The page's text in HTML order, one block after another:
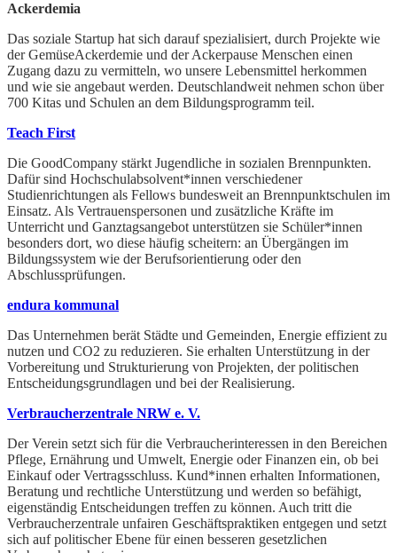
Ackerdemia
Das soziale Startup hat sich darauf spezialisiert, durch Projekte wie
der GemüseAckerdemie und der Ackerpause Menschen einen
Zugang dazu zu vermitteln, wo unsere Lebensmittel herkommen
und wie sie angebaut werden. Deutschlandweit nehmen schon über
700 Kitas und Schulen an dem Bildungsprogramm teil.
Teach First
Die GoodCompany stärkt Jugendliche in sozialen Brennpunkten.
Dafür sind Hochschulabsolvent*innen verschiedener
Studienrichtungen als Fellows bundesweit an Brennpunktschulen im
Einsatz. Als Vertrauenspersonen und zusätzliche Kräfte im
Unterricht und Ganztagsangebot unterstützen sie Schüler*innen
besonders dort, wo diese häufig scheitern: an Übergängen im
Bildungssystem wie der Berufsorientierung oder den
Abschlussprüfungen.
endura kommunal
Das Unternehmen berät Städte und Gemeinden, Energie effizient zu
nutzen und CO2 zu reduzieren. Sie erhalten Unterstützung in der
Vorbereitung und Strukturierung von Projekten, der politischen
Entscheidungsgrundlagen und bei der Realisierung.
Verbraucherzentrale NRW e. V.
Der Verein setzt sich für die Verbraucherinteressen in den Bereichen
Pflege, Ernährung und Umwelt, Energie oder Finanzen ein, ob bei
Einkauf oder Vertragsschluss. Kund*innen erhalten Informationen,
Beratung und rechtliche Unterstützung und werden so befähigt,
eigenständig Entscheidungen treffen zu können. Auch tritt die
Verbraucherzentrale unfairen Geschäftspraktiken entgegen und setzt
sich auf politischer Ebene für einen besseren gesetzlichen